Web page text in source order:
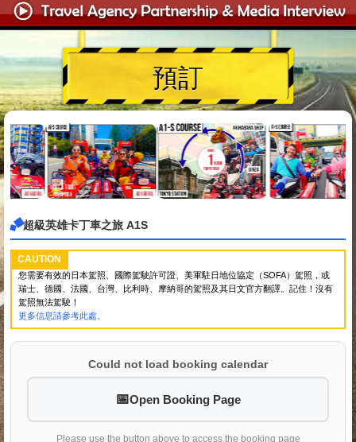
預訂
超級英雄卡丁車之旅 A1S
CAUTION
您需要有效的日本駕照、國際駕駛許可證、美軍駐日地位協定（SOFA）駕照，或
瑞士、德國、法國、台灣、比利時、摩納哥的駕照及其日文官方翻譯。記住！沒有
駕照無法駕駛！
更多信息請參考此處。
Could not load booking calendar
Open Booking Page
Please use the button above to access the booking page